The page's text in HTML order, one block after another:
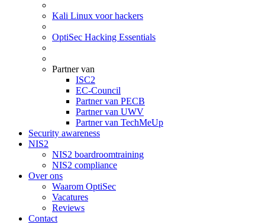
Kali Linux voor hackers
OptiSec Hacking Essentials
Partner van
ISC2
EC-Council
Partner van PECB
Partner van UWV
Partner van TechMeUp
Security awareness
NIS2
NIS2 boardroomtraining
NIS2 compliance
Over ons
Waarom OptiSec
Vacatures
Reviews
Contact